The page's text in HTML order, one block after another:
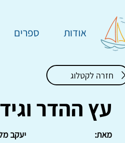
אודות ספרים
חזרה לקטלוג
עץ ההדר
יעקב
מאת: